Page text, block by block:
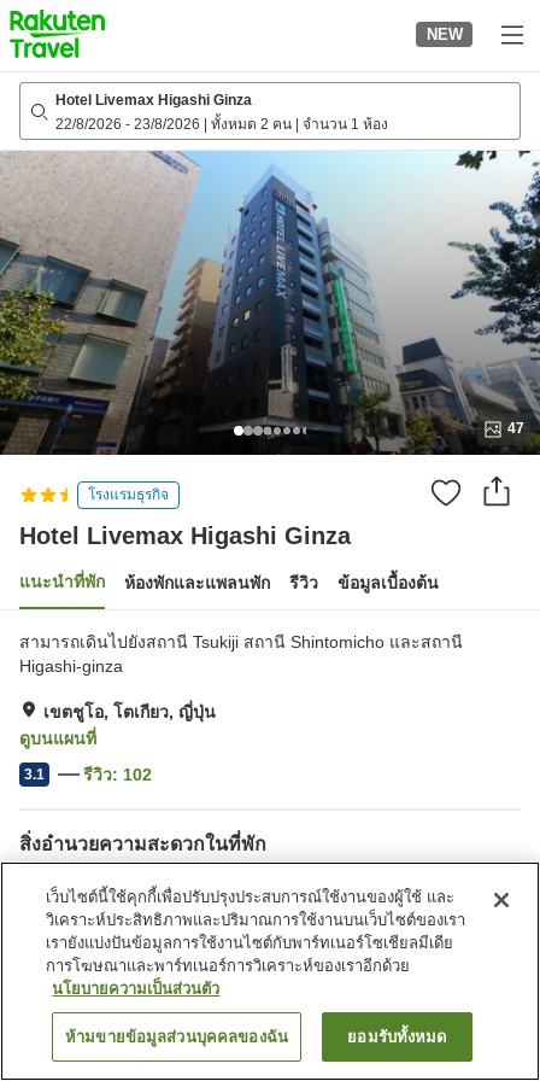
to
top
page
NEW
Hotel Livemax Higashi Ginza
22/8/2026 - 23/8/2026 ทั้งหมด 2 คน จำนวน 1 ห้อง
47
โรงแรมธุรกิจ
Hotel Livemax Higashi Ginza
แนะนำที่พัก ห้องพักและแพลนพัก รีวิว ข้อมูลเบื้องต้น
สามารถเดินไปยังสถานี Tsukiji สถานี Shintomicho และสถานี
Higashi-ginza
เขตชูโอ, โตเกียว, ญี่ปุ่น
ดูบนแผนที่
3.1 รีวิว: 102
สิ่งอำนวยความสะดวกในที่พัก
บริการซักผ้า (มีค่าบริการ)
หน้าแรก ญี่ปุ่น โตเกียว เขตชูโอ Hotel Livemax Higashi Ginza
ค้นหาห้องพัก
เว็บไซต์นี้ใช้คุกกี้เพื่อปรับปรุงประสบการณ์ใช้งานของผู้ใช้ และ
วิเคราะห์ประสิทธิภาพและปริมาณการใช้งานบนเว็บไซต์ของเรา
เรายังแบ่งปันข้อมูลการใช้งานไซต์กับพาร์ทเนอร์โซเชียลมีเดีย
การโฆษณาและพาร์ทเนอร์การวิเคราะห์ของเราอีกด้วย
นโยบายความเป็นส่วนตัว
ห้ามขายข้อมูลส่วนบุคคลของฉัน ยอมรับทั้งหมด